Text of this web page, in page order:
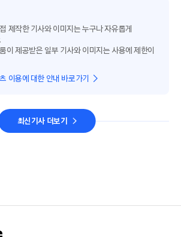
제작한 기사와 이미지는 누구나 자유롭게
이 제공받은 일부 기사와 이미지는 사용에 제한이
이용에 대한 안내 바로가기
최신기사 더보기